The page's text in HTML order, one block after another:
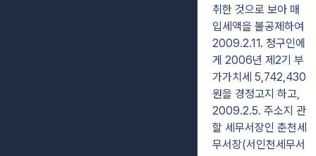
취한 것으로 보아 매
입세액을 불공제하여
2009.2.11. 청구인에
게 2006년 제2기 부
가가치세 5,742,430
원을 경정고지 하고,
2009.2.5. 주소지 관
할 세무서장인 춘천세
무서장(서인천세무서